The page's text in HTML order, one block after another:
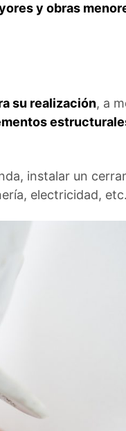
y obras
su realización, a
instalar un
electricidad, etc.